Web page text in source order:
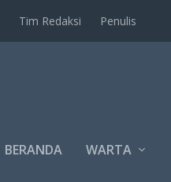
Tim Redaksi Penulis
BERANDA WARTA